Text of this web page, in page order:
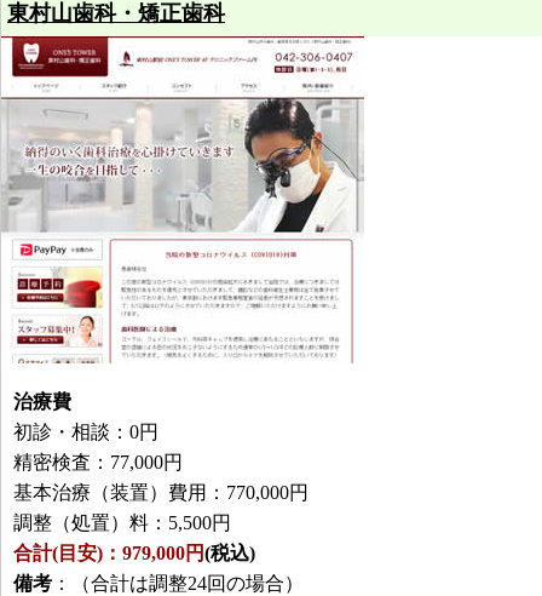
東村山歯科・矯正歯科
治療費
初診・相談：0円
精密検査：77,000円
基本治療（装置）費用：770,000円
調整（処置）料：5,500円
合計(目安)：979,000円(税込)
備考 ：（合計は調整24回の場合）